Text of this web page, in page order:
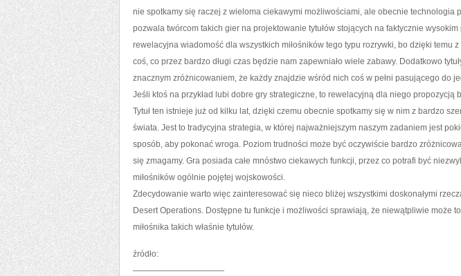
nie spotkamy się raczej z wieloma ciekawymi możliwościami, ale obecnie technologia
pozwala twórcom takich gier na projektowanie tytułów stojących na faktycznie
rewelacyjna wiadomość dla wszystkich miłośników tego typu rozrywki, bo dzięki temu
coś, co przez bardzo długi czas będzie nam zapewniało wiele zabawy. Dodatkowo
znacznym zróżnicowaniem, że każdy znajdzie wśród nich coś w pełni pasującego do
Jeśli ktoś na przykład lubi dobre gry strategiczne, to rewelacyjną dla niego propozycją
Tytuł ten istnieje już od kilku lat, dzięki czemu obecnie spotkamy się w nim z bardzo
świata. Jest to tradycyjna strategia, w której najważniejszym naszym zadaniem jest
sposób, aby pokonać wroga. Poziom trudności może być oczywiście bardzo
się zmagamy. Gra posiada całe mnóstwo ciekawych funkcji, przez co potrafi być
miłośników ogólnie pojętej wojskowości.
Zdecydowanie warto więc zainteresować się nieco bliżej wszystkimi doskonałymi
Desert Operations. Dostępne tu funkcje i możliwości sprawiają, że niewątpliwie może
miłośnika takich właśnie tytułów.
źródło:
———————————